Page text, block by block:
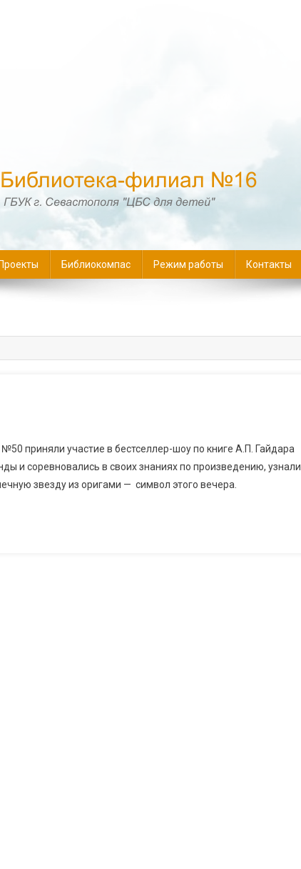
Проекты Библиокомпас Режим работы Контакты
приняли участие в бестселлер-шоу по книге А.П. Гайдара
и соревновались в своих знаниях по произведению, узнали
звезду из оригами — символ этого вечера.